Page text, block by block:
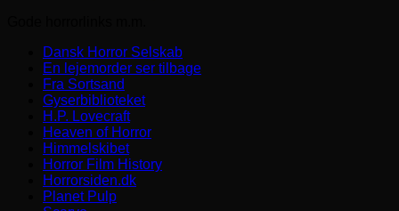
Dansk Horror Selskab
En lejemorder ser tilbage
Fra Sortsand
Gyserbiblioteket
H.P. Lovecraft
Heaven of Horror
Himmelskibet
Horror Film History
Horrorsiden.dk
Planet Pulp